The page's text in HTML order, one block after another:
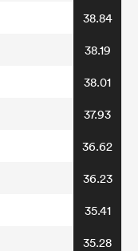
38.84
38.19
38.01
37.93
36.62
36.23
35.41
35.28